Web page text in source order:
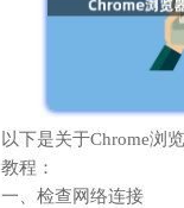
以下是关于Chrome浏
教程：
一、检查网络连接